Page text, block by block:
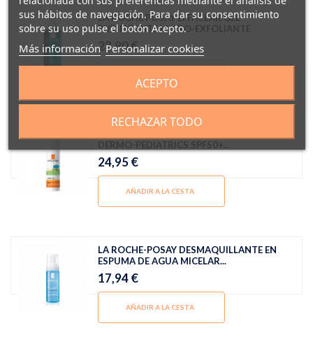
LA ROCHE POSAY EFFACLAR GEL
PURIFICANTE MICRO-EXFOLIANTE
23,90 €
DERMO-PEDIATRICS SPF50+...
24,95 €
AÑADIR A LA CESTA
LA ROCHE-POSAY DESMAQUILLANTE EN
ESPUMA DE AGUA MICELAR...
17,94 €
AÑADIR A LA CESTA
sus hábitos de navegación. Para dar su consentimiento
sobre su uso pulse el botón Acepto.
Más información Personalizar cookies
RECHAZAR TODO
ACEPTO